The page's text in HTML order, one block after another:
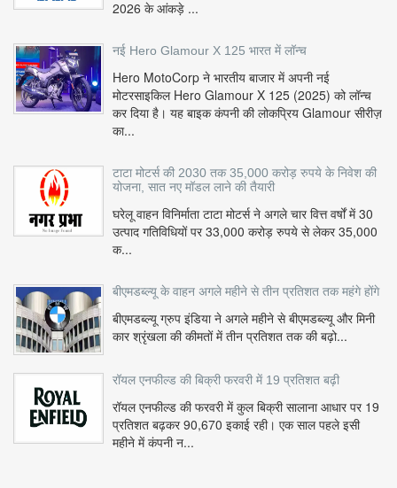
2026 के आंकड़े ...
नई Hero Glamour X 125 भारत में लॉन्च
Hero MotoCorp ने भारतीय बाजार में अपनी नई
मोटरसाइकिल Hero Glamour X 125 (2025) को लॉन्च
कर दिया है। यह बाइक कंपनी की लोकप्रिय Glamour सीरीज़
का...
टाटा मोटर्स की 2030 तक 35,000 करोड़ रुपये के निवेश की
योजना, सात नए मॉडल लाने की तैयारी
घरेलू वाहन विनिर्माता टाटा मोटर्स ने अगले चार वित्त वर्षों में 30
उत्पाद गतिविधियों पर 33,000 करोड़ रुपये से लेकर 35,000
क...
बीएमडब्ल्यू के वाहन अगले महीने से तीन प्रतिशत तक महंगे होंगे
बीएमडब्ल्यू ग्रुप इंडिया ने अगले महीने से बीएमडब्ल्यू और मिनी
कार श्रृंखला की कीमतों में तीन प्रतिशत तक की बढ़ो...
रॉयल एनफील्ड की बिक्री फरवरी में 19 प्रतिशत बढ़ी
रॉयल एनफील्ड की फरवरी में कुल बिक्री सालाना आधार पर 19
प्रतिशत बढ़कर 90,670 इकाई रही। एक साल पहले इसी
महीने में कंपनी न...